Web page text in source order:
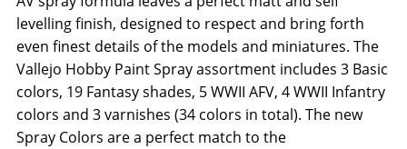
levelling finish, designed to respect and bring forth
even finest details of the models and miniatures. The
Vallejo Hobby Paint Spray assortment includes 3 Basic
colors, 19 Fantasy shades, 5 WWII AFV, 4 WWII Infantry
colors and 3 varnishes (34 colors in total). The new
Spray Colors are a perfect match to the